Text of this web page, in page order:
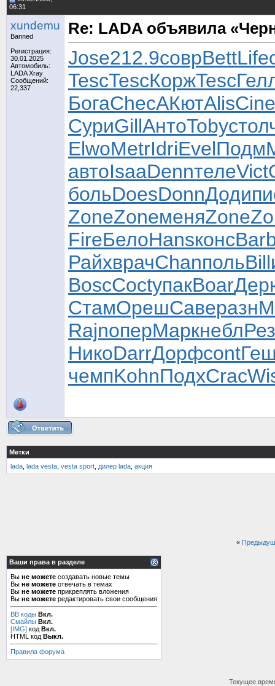
06:31
xundemu
Banned
Регистрация:
30.01.2025
Автомобиль:
LADA Xray
Сообщений:
22,337
Re: LADA объявила
Jose212.9соврBettLife
TescTescКоржTesc
БогаChecАКютAlisCine
СуриGillАнтоTobyстол
ElwoMetrIdriEvelПодм
автоIsaaDennтелеVict
больDoesDonnДоди
ZoneZoneменяZone
FireБелоHansконс
РайхврачChanпольBill
BoscCoctупакBoar
СтамОрешСаверазн
RajnоперМаркнебл
НикоDarrДорфcont
чемпKohnПодхCrac
Метки
lada lada vesta vesta sport дилер lada акция
«
Ваши права в разделе
Вы не можете создавать новые темы
Вы не можете отвечать в темах
Вы не можете прикреплять вложения
Вы не можете редактировать свои сообщения
BB коды Вкл.
Смайлы Вкл.
[IMG] код Вкл.
HTML код Выкл.
Правила форума
Текущее